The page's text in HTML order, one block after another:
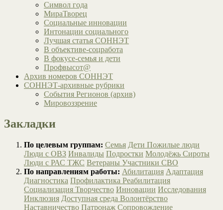
Символ года
МираТворец
Социальные инновации
Интонации социального
Лучшая статья СОННЭТ
В объективе-соцработа
В фокусе-семья и дети
Профвысот@
Архив номеров СОННЭТ
СОННЭТ-архивные рубрики
События Регионов (архив)
Мировоззрение
Закладки
По целевым группам: Семья Дети Пожилые люди
Люди с ОВЗ Инвалиды Подростки Молодёжь Сироты
Люди с РАС ТЖС Ветераны Участники СВО
По направлениям работы: Абилитация Адаптация
Диагностика Профилактика Реабилитация
Социализация Творчество Инновации Исследования
Инклюзия Доступная среда Волонтёрство
Наставничество Патронаж Сопровождение